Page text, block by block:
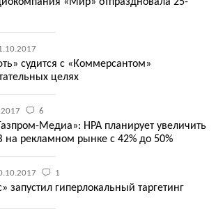
судится с «Коммерсантом»
целях
6
Медиа»: НРА планирует увеличить
на рекламном рынке с 42% до 50%
1
запустил гиперлокальный таргетинг